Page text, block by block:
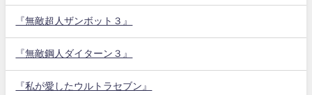
『無敵超人ザンボット３』
『無敵鋼人ダイターン３』
『私が愛したウルトラセブン』